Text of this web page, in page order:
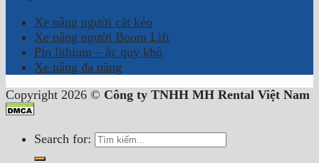
Xe nâng người cắt kéo
Xe nâng người Boom Lift
Pin lithium – ắc quy khô
Xe nâng đa năng
Copyright 2026 © Công ty TNHH MH Rental Việt Nam
Search for: